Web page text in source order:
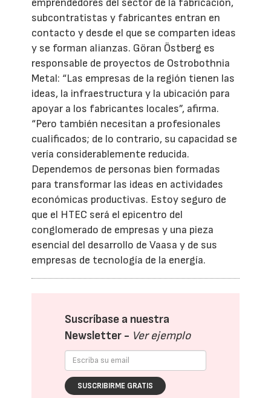
subcontratistas y fabricantes entran en
contacto y desde el que se comparten ideas
y se forman alianzas. Göran Östberg es
responsable de proyectos de Ostrobothnia
Metal: “Las empresas de la región tienen las
ideas, la infraestructura y la ubicación para
apoyar a los fabricantes locales”, afirma.
“Pero también necesitan a profesionales
cualificados; de lo contrario, su capacidad se
vería considerablemente reducida.
Dependemos de personas bien formadas
para transformar las ideas en actividades
económicas productivas. Estoy seguro de
que el HTEC será el epicentro del
conglomerado de empresas y una pieza
esencial del desarrollo de Vaasa y de sus
empresas de tecnología de la energía.
Suscríbase a nuestra
Newsletter - Ver ejemplo
SUSCRIBIRME GRATIS